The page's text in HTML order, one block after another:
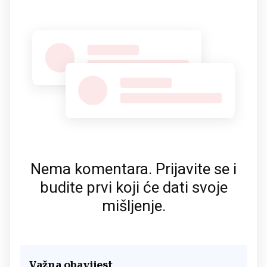
Nema komentara. Prijavite se i
budite prvi koji će dati svoje
mišljenje.